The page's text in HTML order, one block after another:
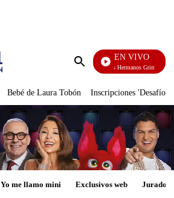
Enviar
EN VIVO
Cuentos De Los Hermanos Grimm
Bebé de Laura Tobón Inscripciones 'Desafío'
Yo me llamo mini Exclusivos web Jurados